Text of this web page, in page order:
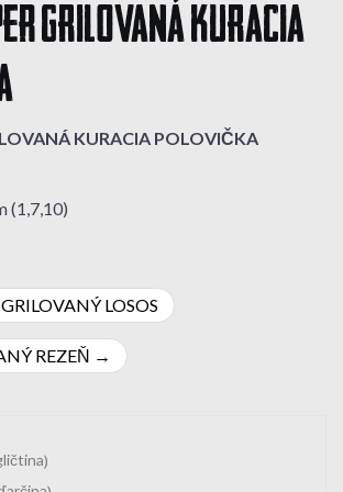
GRILOVANÁ KURACIA
KURACIA POLOVIČKA
(1,7,10)
LOSOS
REZEŇ
)